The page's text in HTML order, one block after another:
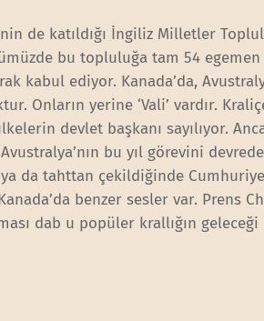
de katıldığı İngiliz Milletler
bu topluluğa tam 54 egemen
kabul ediyor. Kanada’da,
Onların yerine ‘Vali’ vardır.
devlet başkanı sayılıyor.
bu yıl görevini
da tahttan çekildiğinde
benzer sesler var. Prens
dab u popüler krallığın geleceği